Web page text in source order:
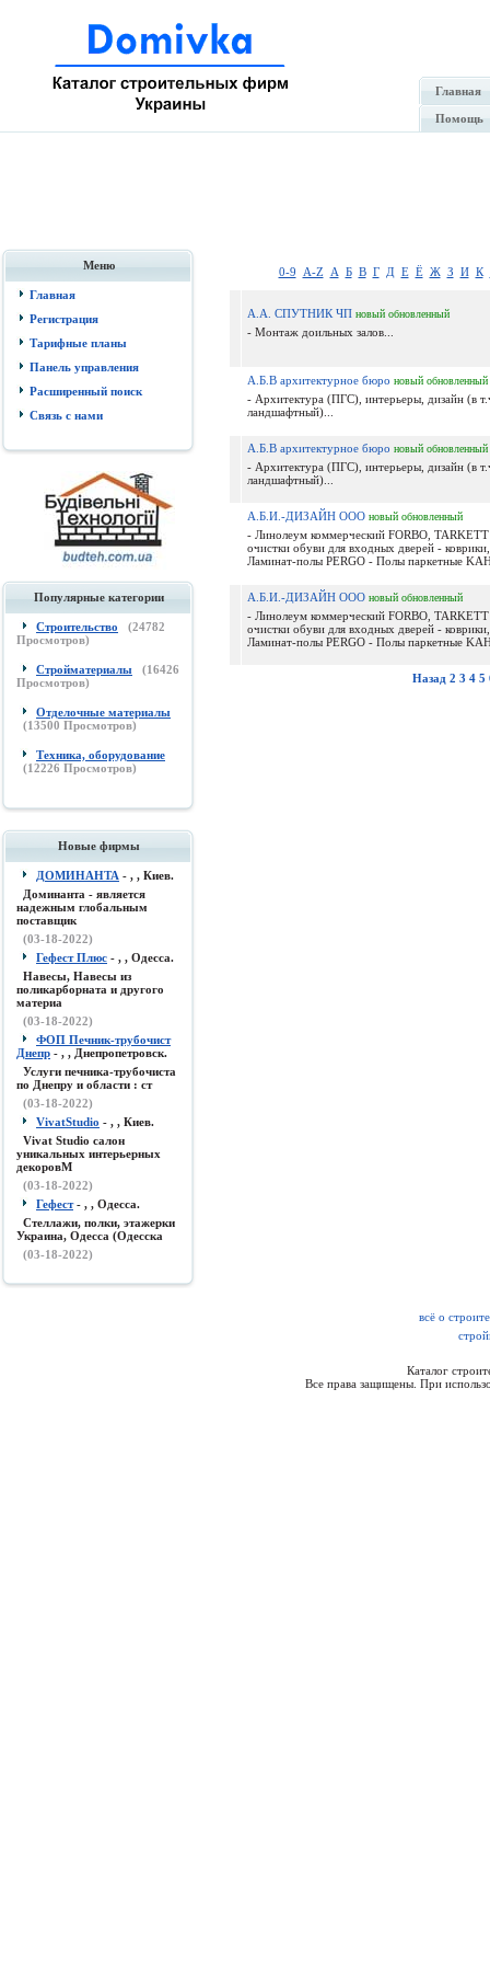
Главная
Помощь
Меню
Главная
Регистрация
Тарифные планы
Панель управления
Расширенный поиск
Связь с нами
Популярные категории
Строительство (24782
Просмотров)
Стройматериалы (16426
Просмотров)
Отделочные материалы
(13500 Просмотров)
Техника, оборудование
(12226 Просмотров)
Новые фирмы
ДОМИНАНТА - , , Киев.
Доминанта - является
надежным глобальным
поставщик
(03-18-2022)
Гефест Плюс - , , Одесса.
Навесы, Навесы из
поликарборната и другого
материа
(03-18-2022)
ФОП Печник-трубочист
Днепр - , , Днепропетровск.
Услуги печника-трубочиста
по Днепру и области : ст
(03-18-2022)
VivatStudio - , , Киев.
Vivat Studio салон
уникальных интерьерных
декоровМ
(03-18-2022)
Гефест- , , Одесса.
Стеллажи, полки, этажерки
Украина, Одесса (Одесска
(03-18-2022)
0-9 A-Z А Б В Г Д Е Ё Ж З И К
А.А. СПУТНИК ЧП новый обновленный
- Монтаж доильных залов...
А.Б.В архитектурное бюро новый обновленный
- Архитектура (ПГС), интерьеры, дизайн (в
ландшафтный)...
А.Б.В архитектурное бюро новый обновленный
- Архитектура (ПГС), интерьеры, дизайн (в
ландшафтный)...
А.Б.И.-ДИЗАЙН ООО новый обновленный
- Линолеум коммерческий FORBO,
очистки обуви для входных дверей -
Ламинат-полы PERGO - Полы паркетные
А.Б.И.-ДИЗАЙН ООО новый обновленный
- Линолеум коммерческий FORBO,
очистки обуви для входных дверей -
Ламинат-полы PERGO - Полы паркетные
Назад 2 3 4 5
всё о
Каталог
Все права защищены. При